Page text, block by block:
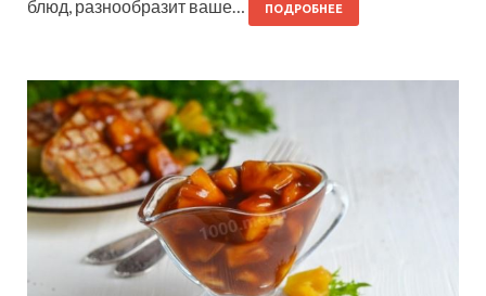
блюд, разнообразит ваше…
ПОДРОБНЕЕ